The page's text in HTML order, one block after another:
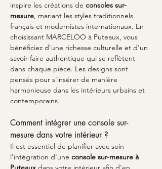
inspire les créations de consoles sur-
mesure, mariant les styles traditionnels
français et modernistes internationaux. En
choisissant MARCELOO à Puteaux, vous
bénéficiez d'une richesse culturelle et d'un
savoir-faire authentique qui se reflètent
dans chaque pièce. Les designs sont
pensés pour s'insérer de manière
harmonieuse dans les intérieurs urbains et
contemporains.
Comment intégrer une console sur-
mesure dans votre intérieur ?
Il est essentiel de planifier avec soin
l'intégration d'une console sur-mesure à